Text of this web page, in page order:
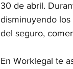
30 de abril.
disminuyendo
del seguro,
En Worklegal te